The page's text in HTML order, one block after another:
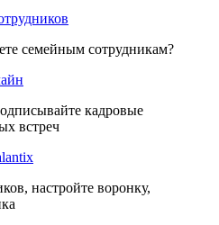
семейным сотрудникам?
кадровые
встреч
настройте воронку,